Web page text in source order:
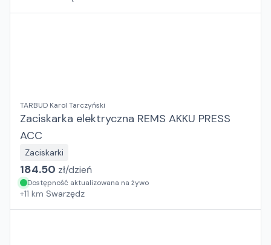
TARBUD Karol Tarczyński
Zaciskarka elektryczna REMS AKKU PRESS
ACC
Zaciskarki
184.50 zł/dzień
Dostępność aktualizowana na żywo
+11 km Swarzędz